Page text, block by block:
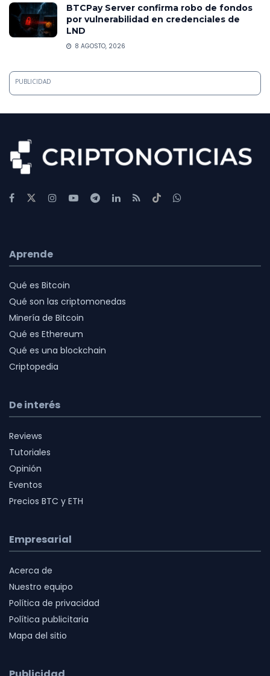
BTCPay Server confirma robo de fondos
por vulnerabilidad en credenciales de
LND
8 AGOSTO, 2026
PUBLICIDAD
Aprende
Qué es Bitcoin
Qué son las criptomonedas
Minería de Bitcoin
Qué es Ethereum
Qué es una blockchain
Criptopedia
De interés
Reviews
Tutoriales
Opinión
Eventos
Precios BTC y ETH
Empresarial
Acerca de
Nuestro equipo
Política de privacidad
Política publicitaria
Mapa del sitio